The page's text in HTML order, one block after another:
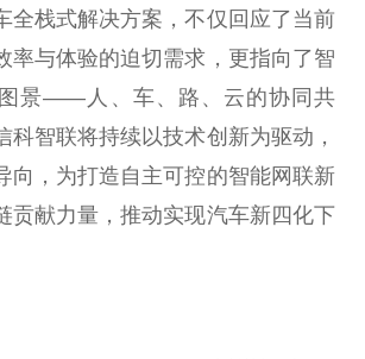
全栈式解决方案，不仅回应了当前
率与体验的迫切需求，更指向了智
景——人、车、路、云的协同共
科智联将持续以技术创新为驱动，
向，为打造自主可控的智能网联新
贡献力量，推动实现汽车新四化下